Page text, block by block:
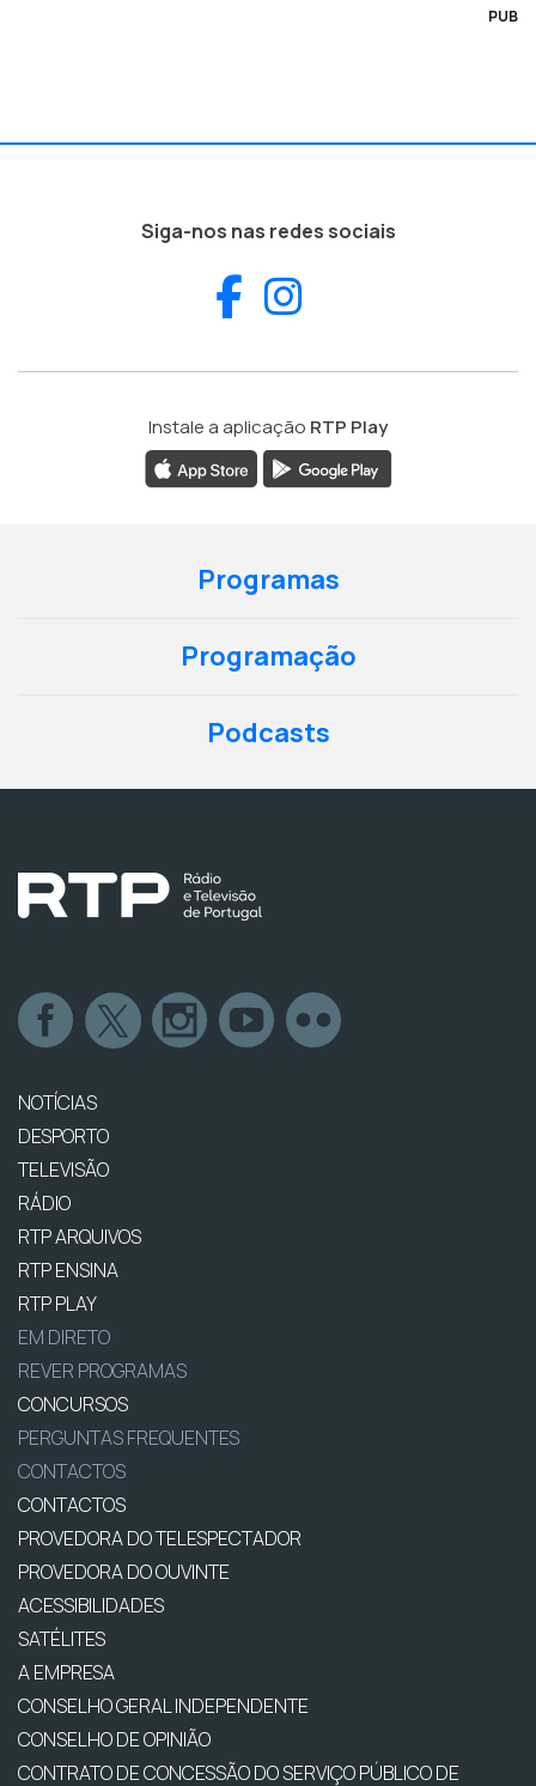
PUB
Siga-nos nas redes sociais
Facebook
Instale a aplicação RTP Play
Programas
Programação
Podcasts
NOTÍCIAS
DESPORTO
TELEVISÃO
RÁDIO
RTP ARQUIVOS
RTP ENSINA
RTP PLAY
EM DIRETO
REVER PROGRAMAS
CONCURSOS
PERGUNTAS FREQUENTES
CONTACTOS
CONTACTOS
PROVEDORA DO TELESPECTADOR
PROVEDORA DO OUVINTE
ACESSIBILIDADES
SATÉLITES
A EMPRESA
CONSELHO GERAL INDEPENDENTE
CONSELHO DE OPINIÃO
CONTRATO DE CONCESSÃO DO SERVIÇO PÚBLICO DE